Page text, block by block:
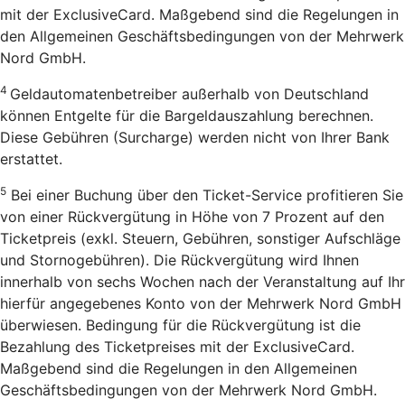
mit der ExclusiveCard. Maßgebend sind die Regelungen in
den Allgemeinen Geschäftsbedingungen von der Mehrwerk
Nord GmbH.
4 Geldautomatenbetreiber außerhalb von Deutschland
können Entgelte für die Bargeldauszahlung berechnen.
Diese Gebühren (Surcharge) werden nicht von Ihrer Bank
erstattet.
5 Bei einer Buchung über den Ticket-Service profitieren Sie
von einer Rückvergütung in Höhe von 7 Prozent auf den
Ticketpreis (exkl. Steuern, Gebühren, sonstiger Aufschläge
und Stornogebühren). Die Rückvergütung wird Ihnen
innerhalb von sechs Wochen nach der Veranstaltung auf Ihr
hierfür angegebenes Konto von der Mehrwerk Nord GmbH
überwiesen. Bedingung für die Rückvergütung ist die
Bezahlung des Ticketpreises mit der ExclusiveCard.
Maßgebend sind die Regelungen in den Allgemeinen
Geschäftsbedingungen von der Mehrwerk Nord GmbH.